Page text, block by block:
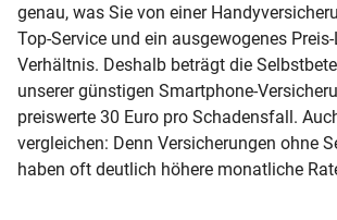
genau, was Sie von einer
Top-Service und ein ausgewogenes
Verhältnis. Deshalb beträgt die
unserer günstigen Smartphone-
preiswerte 30 Euro pro Schadensfall.
vergleichen: Denn Versicherungen ohne
haben oft deutlich höhere monatliche